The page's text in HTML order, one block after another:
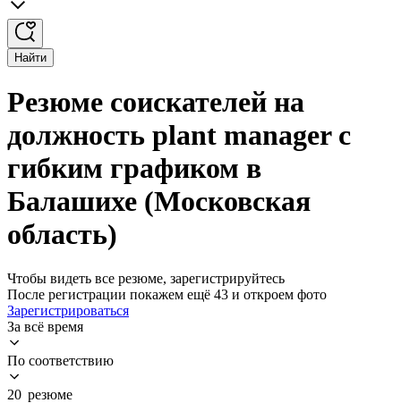
Найти
Резюме соискателей на
должность plant manager с
гибким графиком в
Балашихе (Московская
область)
Чтобы видеть все резюме, зарегистрируйтесь
После регистрации покажем ещё 43 и откроем фото
Зарегистрироваться
За всё время
По соответствию
20 резюме